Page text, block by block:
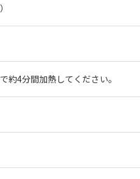
4分間加熱してください。